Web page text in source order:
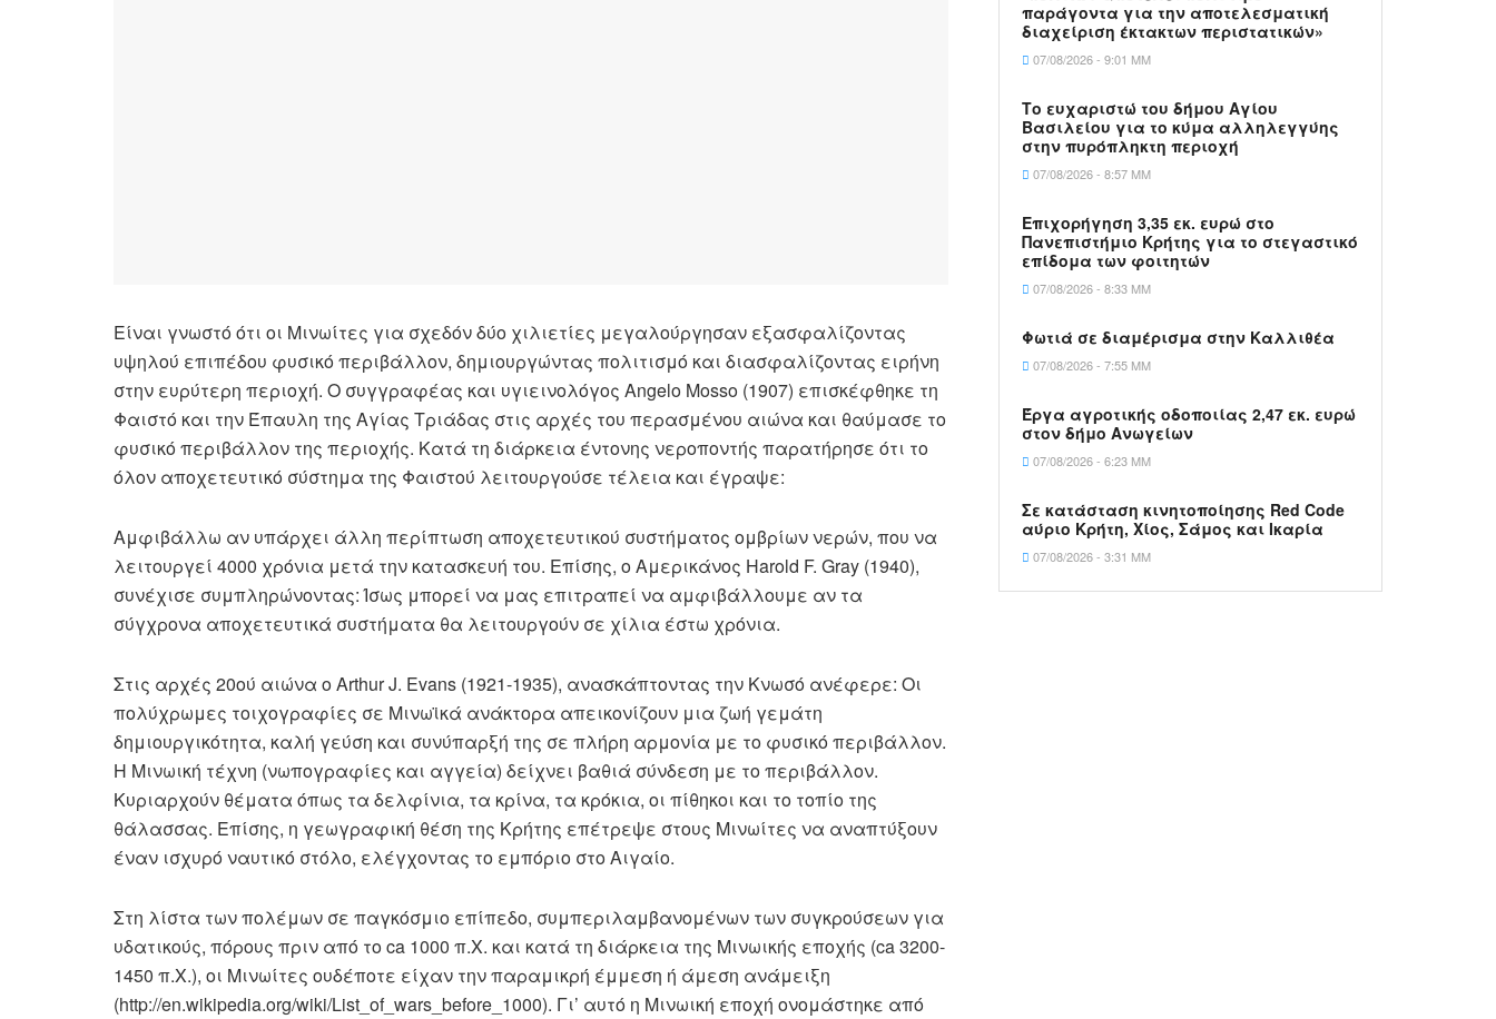
Είναι γνωστό ότι οι Μινωίτες για σχεδόν δύο χιλιετίες μεγαλούργησαν εξασφαλίζοντας
υψηλού επιπέδου φυσικό περιβάλλον, δημιουργώντας πολιτισμό και διασφαλίζοντας ειρήνη
στην ευρύτερη περιοχή. Ο συγγραφέας και υγιεινολόγος Angelo Mosso (1907) επισκέφθηκε τη
Φαιστό και την Έπαυλη της Αγίας Τριάδας στις αρχές του περασμένου αιώνα και θαύμασε το
φυσικό περιβάλλον της περιοχής. Κατά τη διάρκεια έντονης νεροποντής παρατήρησε ότι το
όλον αποχετευτικό σύστημα της Φαιστού λειτουργούσε τέλεια και έγραψε:
Αμφιβάλλω αν υπάρχει άλλη περίπτωση αποχετευτικού συστήματος ομβρίων νερών, που να
λειτουργεί 4000 χρόνια μετά την κατασκευή του. Επίσης, ο Αμερικάνος Ηarold F. Gray (1940),
συνέχισε συμπληρώνοντας: Ίσως μπορεί να μας επιτραπεί να αμφιβάλλουμε αν τα
σύγχρονα αποχετευτικά συστήματα θα λειτουργούν σε χίλια έστω χρόνια.
Στις αρχές 20ού αιώνα ο Arthur J. Evans (1921-1935), ανασκάπτοντας την Κνωσό ανέφερε: Οι
πολύχρωμες τοιχογραφίες σε Μινωϊκά ανάκτορα απεικονίζουν μια ζωή γεμάτη
δημιουργικότητα, καλή γεύση και συνύπαρξή της σε πλήρη αρμονία με το φυσικό περιβάλλον.
Η Μινωική τέχνη (νωπογραφίες και αγγεία) δείχνει βαθιά σύνδεση με το περιβάλλον.
Κυριαρχούν θέματα όπως τα δελφίνια, τα κρίνα, τα κρόκια, οι πίθηκοι και το τοπίο της
θάλασσας. Επίσης, η γεωγραφική θέση της Κρήτης επέτρεψε στους Μινωίτες να αναπτύξουν
έναν ισχυρό ναυτικό στόλο, ελέγχοντας το εμπόριο στο Αιγαίο.
Στη λίστα των πολέμων σε παγκόσμιο επίπεδο, συμπεριλαμβανομένων των συγκρούσεων για
υδατικούς, πόρους πριν από το ca 1000 π.Χ. και κατά τη διάρκεια της Μινωικής εποχής (ca 3200-
1450 π.Χ.), οι Μινωίτες ουδέποτε είχαν την παραμικρή έμμεση ή άμεση ανάμειξη
(http://en.wikipedia.org/wiki/List_of_wars_before_1000). Γι’ αυτό η Μινωική εποχή ονομάστηκε από
παράγοντα για την αποτελεσματική
διαχείριση έκτακτων περιστατικών»
07/08/2026 - 9:01 ΜΜ
Το ευχαριστώ του δήμου Αγίου
Βασιλείου για το κύμα αλληλεγγύης
στην πυρόπληκτη περιοχή
07/08/2026 - 8:57 ΜΜ
Επιχορήγηση 3,35 εκ. ευρώ στο
Πανεπιστήμιο Κρήτης για το στεγαστικό
επίδομα των φοιτητών
07/08/2026 - 8:33 ΜΜ
Φωτιά σε διαμέρισμα στην Καλλιθέα
07/08/2026 - 7:55 ΜΜ
Έργα αγροτικής οδοποιίας 2,47 εκ. ευρώ
στον δήμο Ανωγείων
07/08/2026 - 6:23 ΜΜ
Σε κατάσταση κινητοποίησης Red Code
αύριο Κρήτη, Χίος, Σάμος και Ικαρία
07/08/2026 - 3:31 ΜΜ